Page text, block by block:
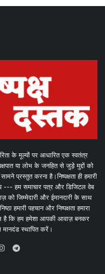
के मूल्यों पर आधारित एक स्वतंत्र
या लोभ के जनहित से जुड़े मुद्दों को
प्रस्तुत करना है।निष्पक्षता ही हमारी
--- हम समाचार पत्र और डिजिटल वेब
को जिम्मेदारी और ईमानदारी के साथ
हमारी पहचान और निष्पक्षता हमारा
है कि हम हमेशा आपकी आवाज़ बनकर
मानदंड स्थापित करें।
Telegram